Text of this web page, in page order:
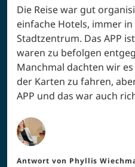
Die Reise war gut
einfache Hotels, immer
Stadtzentrum. Das APP
waren zu befolgen
Manchmal dachten wir
der Karten zu fahren,
APP und das war auch
Antwort von Phyllis